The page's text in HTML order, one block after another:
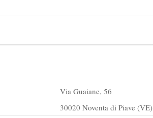
Via Guaiane, 56
30020 Noventa di Piave (VE)